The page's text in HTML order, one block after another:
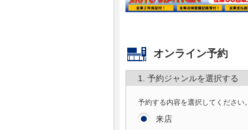
オンライン予約
1. 予約ジャンルを選択する
予約する内容を選択してください。
来店